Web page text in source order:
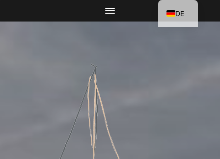
DE
EN